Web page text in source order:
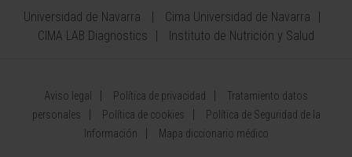
Universidad de Navarra
Cima Universidad de Navarra
CIMA LAB Diagnostics
Instituto de Nutrición y Salud
Aviso legal Política de privacidad
Tratamiento datos
personales
Política de cookies
Política de Seguridad de la
Información
Mapa diccionario médico